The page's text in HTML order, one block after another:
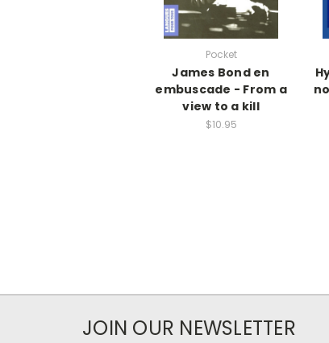
Pocket
James Bond en
embuscade - From a
view to a kill
$10.95
JOIN OUR NEWSLETTER